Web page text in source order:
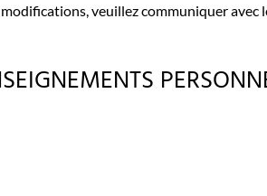
veuillez communiquer